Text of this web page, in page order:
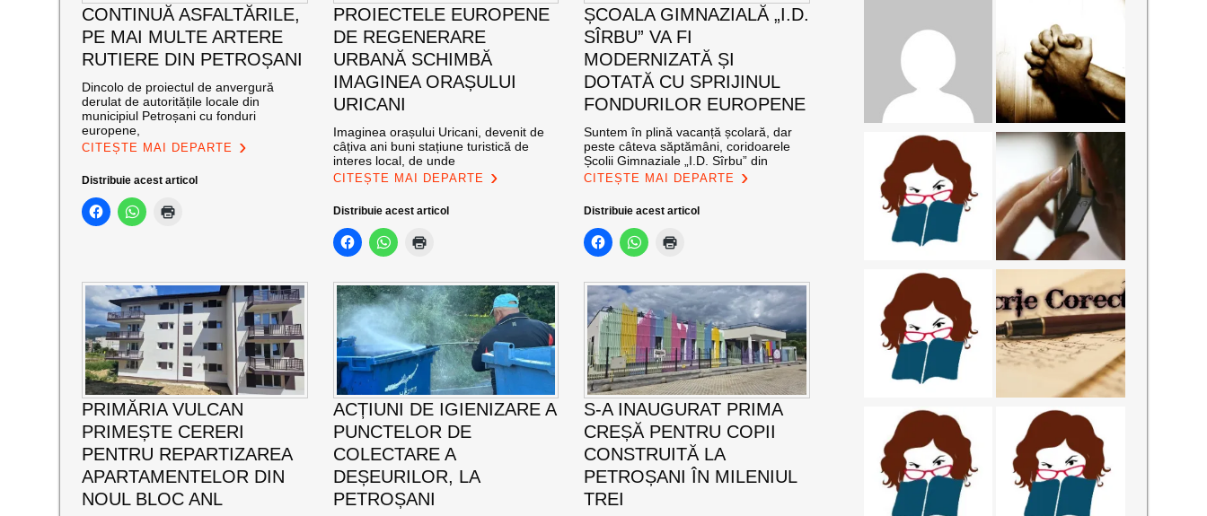
CONTINUĂ ASFALTĂRILE,
PE MAI MULTE ARTERE
RUTIERE DIN PETROȘANI
Dincolo de proiectul de anvergură
derulat de autoritățile locale din
municipiul Petroșani cu fonduri
europene,
CITEȘTE MAI DEPARTE
Distribuie acest articol
PROIECTELE EUROPENE
DE REGENERARE
URBANĂ SCHIMBĂ
IMAGINEA ORAȘULUI
URICANI
Imaginea orașului Uricani, devenit de
câțiva ani buni stațiune turistică de
interes local, de unde
CITEȘTE MAI DEPARTE
Distribuie acest articol
ȘCOALA GIMNAZIALĂ „I.D.
SÎRBU” VA FI
MODERNIZATĂ ȘI
DOTATĂ CU SPRIJINUL
FONDURILOR EUROPENE
Suntem în plină vacanță școlară, dar
peste câteva săptămâni, coridoarele
Școlii Gimnaziale „I.D. Sîrbu” din
CITEȘTE MAI DEPARTE
Distribuie acest articol
PRIMĂRIA VULCAN
PRIMEȘTE CERERI
PENTRU REPARTIZAREA
APARTAMENTELOR DIN
NOUL BLOC ANL
ACȚIUNI DE IGIENIZARE A
PUNCTELOR DE
COLECTARE A
DEȘEURILOR, LA
PETROȘANI
S-A INAUGURAT PRIMA
CREȘĂ PENTRU COPII
CONSTRUITĂ LA
PETROȘANI ÎN MILENIUL
TREI